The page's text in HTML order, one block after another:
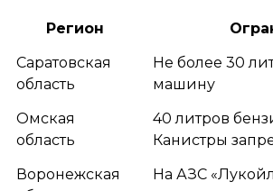
Регион
Саратовская
область
Не более 30
машину
Омская
область
40 литров
Канистры
Воронежская
На АЗС